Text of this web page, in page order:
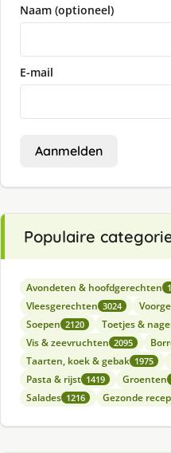
Naam (optioneel)
E-mail
Aanmelden
Populaire
Avondeten & hoofdgerechten
Vleesgerechten 3024
Soepen 2120 Toetjes &
Vis & zeevruchten 2095
Taarten, koek & gebak 1975
Pasta & rijst 1419 Groenten
Salades 1216 Gezonde